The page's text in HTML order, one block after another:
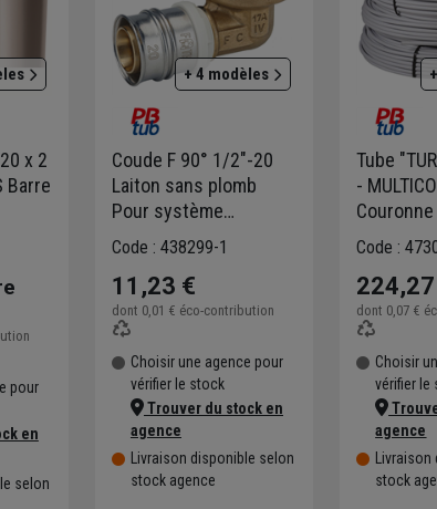
Barre
pour
en
selon
+ 4 modèles
Coude F 90° 1/2"-20
Laiton sans plomb
Pour système
multicouche XS
Code : 438299-1
11,23 €
dont 0,01 € éco-contribution
Choisir une agence pour
vérifier le stock
Trouver du stock en
agence
Livraison disponible selon
stock agence
Tube
-
Code :
dont 0,07 €
Choisir
vérifier le
agence
stock